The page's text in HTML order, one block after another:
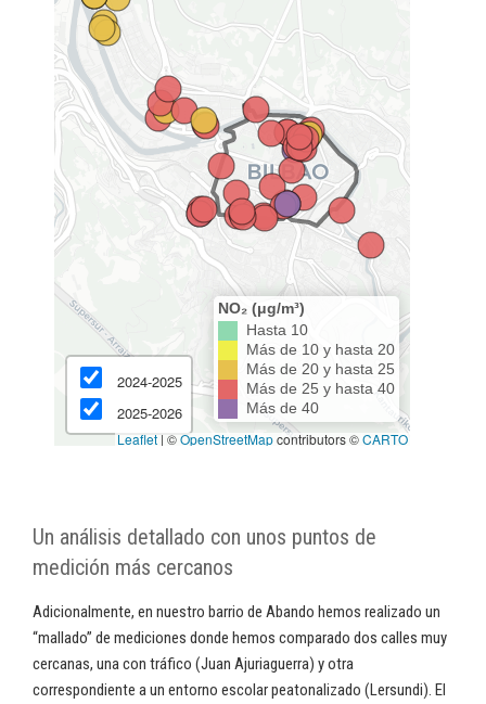
Un análisis detallado con unos puntos de
medición más cercanos
Adicionalmente, en nuestro barrio de Abando hemos realizado un
“mallado” de mediciones donde hemos comparado dos calles muy
cercanas, una con tráfico (Juan Ajuriaguerra) y otra
correspondiente a un entorno escolar peatonalizado (Lersundi). El